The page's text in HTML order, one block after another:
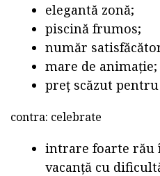
elegantă zonă;
piscină frumos;
număr
mare de animație;
preț scăzut
contra: celebrate
intrare foarte rău
vacanță cu